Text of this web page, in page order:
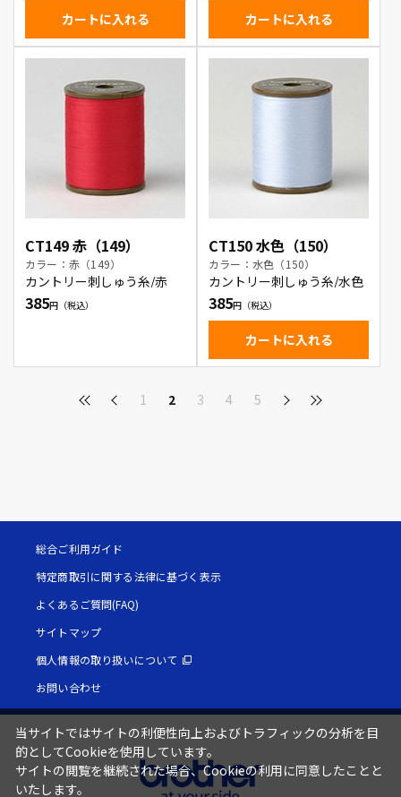
カートに入れる カートに入れる
CT149 赤（149）
カラー：赤（149）
カントリー刺しゅう糸/赤
385
CT150 水色（150）
カラー：水色（150）
カントリー刺しゅう糸/水色
385
カートに入れる
1 2 3 4 5
総合ご利用ガイド
特定商取引に関する法律に基づく表示
よくあるご質問(FAQ)
サイトマップ
個人情報の取り扱いについて
お問い合わせ
当サイトではサイトの利便性向上およびトラフィックの分析を目
的としてCookieを使用しています。
サイトの閲覧を継続された場合、Cookieの利用に同意したことと
いたします。